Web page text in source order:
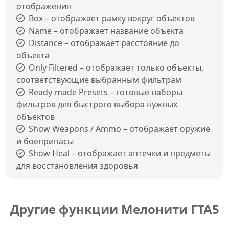
отображения
Box – отображает рамку вокруг объектов
Name – отображает название объекта
Distance – отображает расстояние до
объекта
Only Filtered – отображает только объекты,
соответствующие выбранным фильтрам
Ready-made Presets – готовые наборы
фильтров для быстрого выбора нужных
объектов
Show Weapons / Ammo – отображает оружие
и боеприпасы
Show Heal – отображает аптечки и предметы
для восстановления здоровья
Другие функции Мелонити ГТА5